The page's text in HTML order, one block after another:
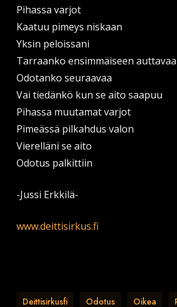
Pihassa varjot
Kaatuu pimeys niskaan
Yksin peloissani
Tarraanko ensimmäiseen
Odotanko seuraavaa
Vai tiedänkö kun se aito saapuu
Pihassa muutamat varjot
Pimeässä pilkahdus valon
Vierelläni se aito
Odotus palkittiin
-Jussi Erkkilä-
www.deittisirkus.fi
Deittisirkusfi Odotus Oikea